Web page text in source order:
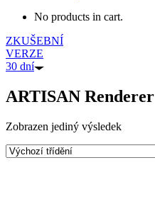
No products in cart.
ZKUŠEBNÍ
VERZE
30 dní
ARTISAN Renderer
Zobrazen jediný výsledek